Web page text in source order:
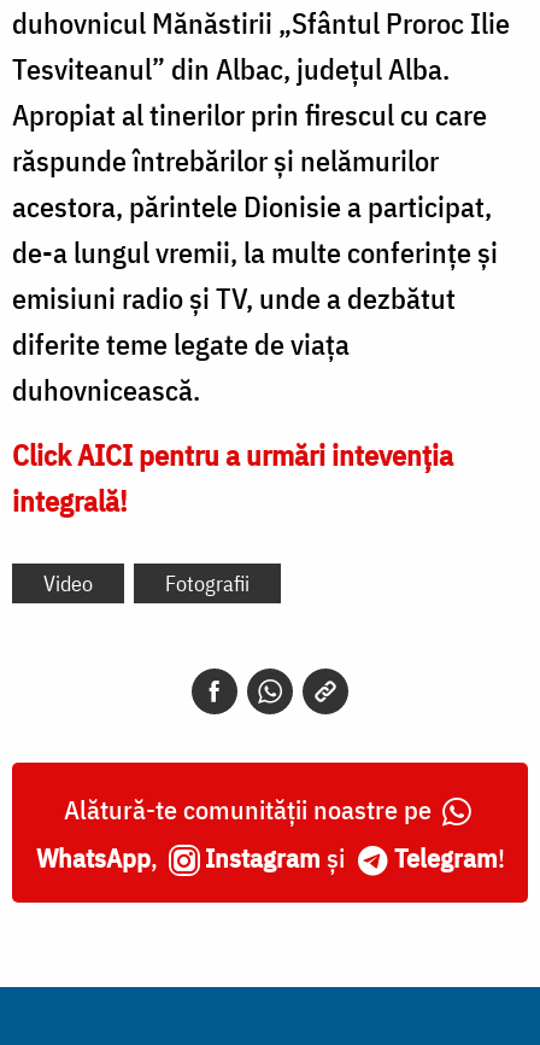
duhovnicul Mănăstirii „Sfântul Proroc Ilie
Tesviteanul” din Albac, județul Alba.
Apropiat al tinerilor prin firescul cu care
răspunde întrebărilor și nelămurilor
acestora, părintele Dionisie a participat,
de-a lungul vremii, la multe conferințe și
emisiuni radio și TV, unde a dezbătut
diferite teme legate de viața
duhovnicească.
Click AICI pentru a urmări intevenția
integrală!
Video Fotografii
Alătură-te comunității noastre pe
WhatsApp, Instagram și Telegram!